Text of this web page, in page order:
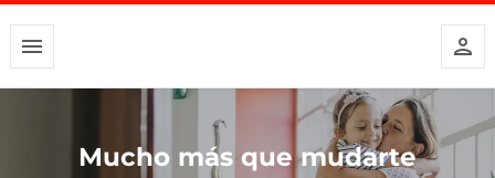
Mucho más que mudarte